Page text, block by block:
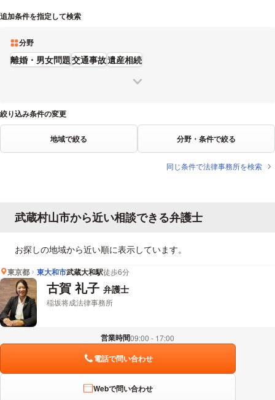
追加条件を指定して検索
分野
離婚・男女問題交通事故遺産相続
絞り込み条件の変更
地域で絞る 分野・条件で絞る
同じ条件で法律事務所を検索
武蔵村山市から近い相談できる弁護士
お探しの地域から近い順に表示しています。
東京都 東大和市武蔵大和駅徒歩6分
古賀 礼子 弁護士
稲坂将成法律事務所
営業時間09:00 - 17:00
電話で問い合わせ
Webで問い合わせ